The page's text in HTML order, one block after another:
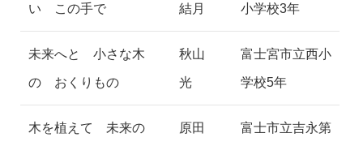
い この手で 結月 小学校3年
未来へと 小さな木
の おくりもの
秋山
光
富士宮市立西小
学校5年
木を植えて 未来の 原田 富士市立吉永第